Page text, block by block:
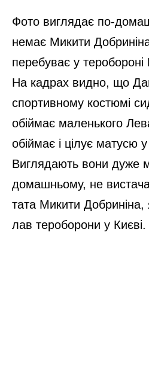
Фото виглядає по-
немає Микити
перебуває у теробороні
На кадрах видно, що
спортивному костюмі
обіймає маленького
обіймає і цілує матусю у
Виглядають вони дуже
домашньому, не
тата Микити Добриніна,
лав тероборони у Києві.